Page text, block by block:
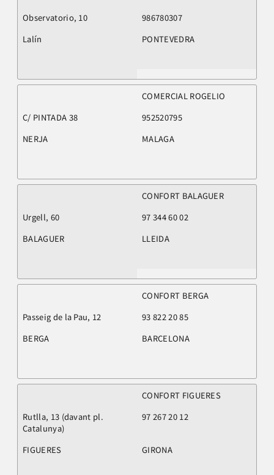
Observatorio, 10
986780307
Lalín
PONTEVEDRA
COMERCIAL ROGELIO
C/ PINTADA 38
952520795
NERJA
MALAGA
CONFORT BALAGUER
Urgell, 60
97 344 60 02
BALAGUER
LLEIDA
CONFORT BERGA
Passeig de la Pau, 12
93 822 20 85
BERGA
BARCELONA
CONFORT FIGUERES
Rutlla, 13 (davant pl.
Catalunya)
97 267 20 12
FIGUERES GIRONA